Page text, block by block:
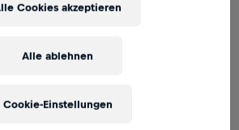
Lounge-Café, Mayday Bar,
Dekoration und Anrichten
Alle ablehnen
Cookies akzeptieren
Cookie-Einstellungen